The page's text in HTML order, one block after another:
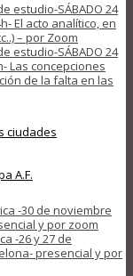
estudio-SÁBADO 24
El acto analítico, en
– por Zoom
estudio-SÁBADO 24
Las concepciones
de la falta en las
ciudades
A.F.
-30 de noviembre
y por zoom
-26 y 27 de
presencial y por